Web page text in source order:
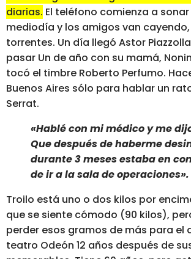
diarias. El teléfono comienza a
mediodía y los amigos van
torrentes. Un día llegó Astor
pasar Un de año con su mamá,
tocó el timbre Roberto Perfumo.
Buenos Aires sólo para hablar un
Serrat.
«Hablé con mi médico y me
Que después de haberme
durante 3 meses estaba en
de ir a la sala de operaciones».
Troilo está uno o dos kilos por
que se siente cómodo (90 kilos),
perder esos gramos de más para el
teatro Odeón 12 años después de